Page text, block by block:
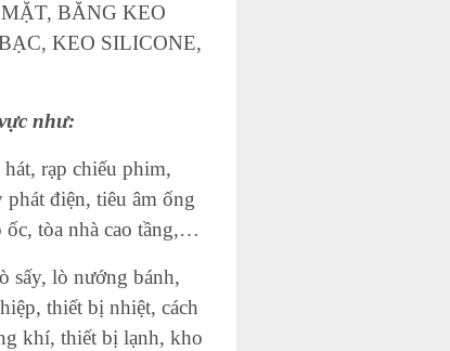
BĂNG KEO
KEO SILICONE,
như:
rạp chiếu phim,
điện, tiêu âm ống
ốc, tòa nhà cao tầng,…
sấy, lò nướng bánh,
thiết bị nhiệt, cách
khí, thiết bị lạnh, kho